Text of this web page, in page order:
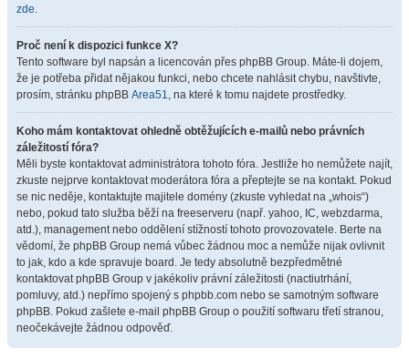
zde.
Proč není k dispozici funkce X?
Tento software byl napsán a licencován přes phpBB Group. Máte-li dojem,
že je potřeba přidat nějakou funkci, nebo chcete nahlásit chybu, navštivte,
prosím, stránku phpBB Area51, na které k tomu najdete prostředky.
Koho mám kontaktovat ohledně obtěžujících e-mailů nebo právních
záležitostí fóra?
Měli byste kontaktovat administrátora tohoto fóra. Jestliže ho nemůžete najít,
zkuste nejprve kontaktovat moderátora fóra a přeptejte se na kontakt. Pokud
se nic neděje, kontaktujte majitele domény (zkuste vyhledat na „whois“)
nebo, pokud tato služba běží na freeserveru (např. yahoo, IC, webzdarma,
atd.), management nebo oddělení stížností tohoto provozovatele. Berte na
vědomí, že phpBB Group nemá vůbec žádnou moc a nemůže nijak ovlivnit
to jak, kdo a kde spravuje board. Je tedy absolutně bezpředmětné
kontaktovat phpBB Group v jakékoliv právní záležitosti (nactiutrhání,
pomluvy, atd.) nepřímo spojený s phpbb.com nebo se samotným software
phpBB. Pokud zašlete e-mail phpBB Group o použití softwaru třetí stranou,
neočekávejte žádnou odpověď.